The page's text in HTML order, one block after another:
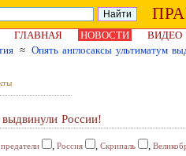
ГЛАВНАЯ НОВОСТИ
ВИДЕО
≈ Опять англосаксы ультиматум
России!
предатели , Россия , Скрипаль ,